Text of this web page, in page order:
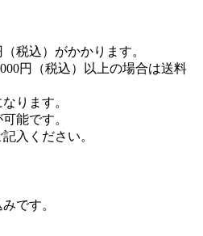
税込）がかかります。
円（税込）以上の場合は送料
ります。
能です。
入ください。
です。